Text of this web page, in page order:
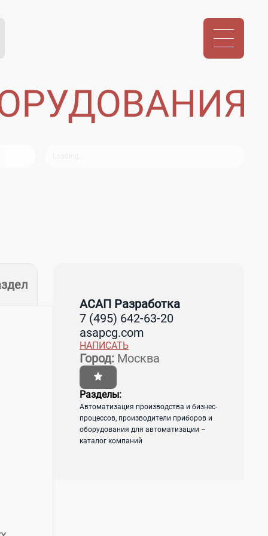
АСАП Разработка
7 (495) 642-63-20
asapcg.com
НАПИСАТЬ
Город: Москва
Разделы:
Автоматизация производства и бизнес-
процессов, производители приборов и
оборудования для автоматизации –
каталог компаний